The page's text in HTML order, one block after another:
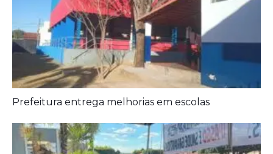
Prefeitura entrega melhorias em escolas